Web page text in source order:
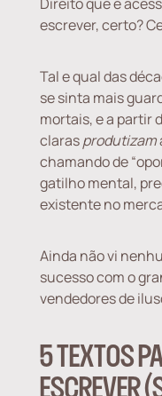
escrever, certo?
Tal e qual das
se sinta mais
mortais, e a partir
clarasprodutizam
chamando de
gatilho mental,
existente no
Ainda não vi
sucesso com o
vendedores de
5 TEXTOS
ESCREVER